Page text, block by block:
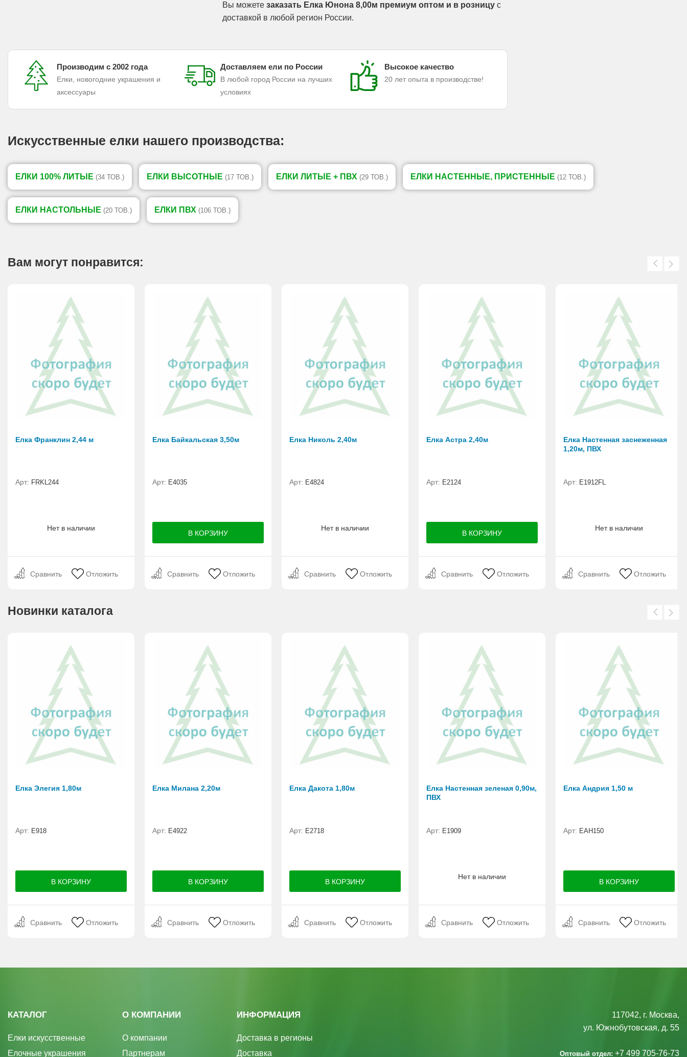
Вы можете заказать Елка Юнона 8,00м премиум оптом и в розницу с
доставкой в любой регион России.
Производим с 2002 года
Елки, новогодние украшения и
аксессуары
Доставляем ели по России
В любой город России на лучших
условиях
Высокое качество
20 лет опыта в производстве!
Искусственные елки нашего производства:
ЕЛКИ 100% ЛИТЫЕ (34 ТОВ.) ЕЛКИ ВЫСОТНЫЕ (17 ТОВ.) ЕЛКИ ЛИТЫЕ + ПВХ (29 ТОВ.) ЕЛКИ НАСТЕННЫЕ, ПРИСТЕННЫЕ (12 ТОВ.)
ЕЛКИ НАСТОЛЬНЫЕ (20 ТОВ.) ЕЛКИ ПВХ (106 ТОВ.)
Вам могут понравится:
Елка Франклин 2,44 м
Арт: FRKL244
Нет в наличии
Сравнить Отложить
Елка Байкальская 3,50м
Арт: E4035
Сравнить Отложить
Елка Николь 2,40м
Арт: Е4824
Нет в наличии
Сравнить Отложить
Елка Астра 2,40м
Арт: E2124
Сравнить Отложить
Елка Настенная заснеженная
1,20м, ПВХ
Арт: E1912FL
Нет в наличии
Сравнить Отложить
Новинки каталога
Елка Элегия 1,80м
Арт: E918
Сравнить Отложить
Елка Милана 2,20м
Арт: Е4922
Сравнить Отложить
Елка Дакота 1,80м
Арт: Е2718
Сравнить Отложить
Елка Настенная зеленая 0,90м,
ПВХ
Арт: E1909
Нет в наличии
Сравнить Отложить
Елка Андрия 1,50 м
Арт: ЕАН150
Сравнить Отложить
КАТАЛОГ
Елки искусственные
Елочные украшения
О КОМПАНИИ
О компании
Партнерам
ИНФОРМАЦИЯ
Доставка в регионы
Доставка
117042, г. Москва,
ул. Южнобутовская, д. 55
Оптовый отдел: +7 499 705-76-73